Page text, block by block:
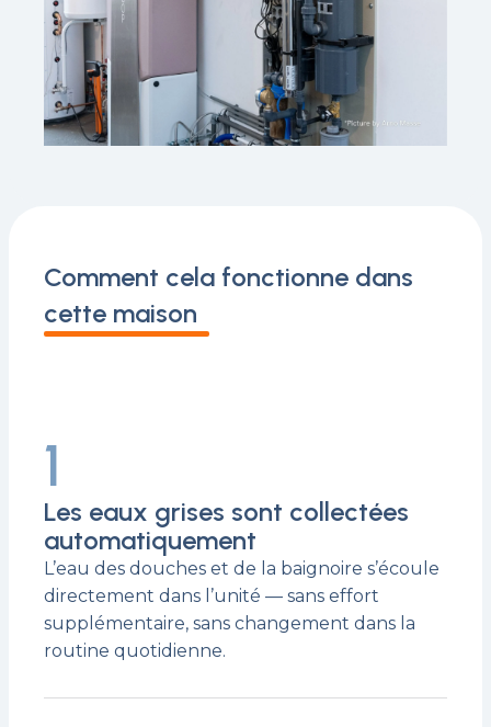
Comment cela fonctionne dans
cette maison
1
Les eaux grises sont collectées
automatiquement
L’eau des douches et de la baignoire s’écoule
directement dans l’unité — sans effort
supplémentaire, sans changement dans la
routine quotidienne.